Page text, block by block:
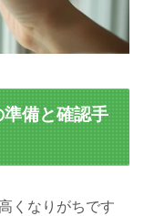
備と確認手
くなりがちです